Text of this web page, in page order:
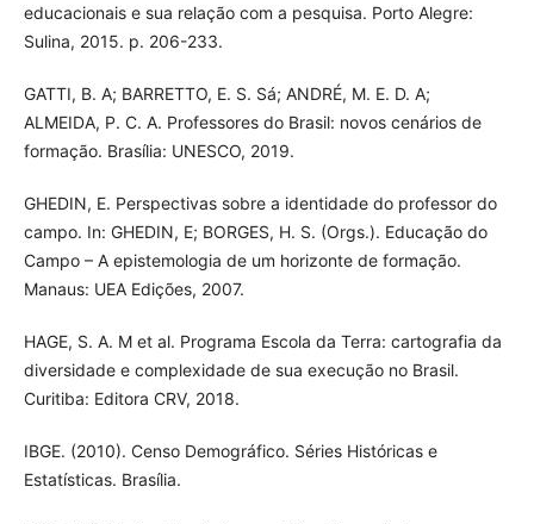
educacionais e sua relação com a pesquisa. Porto Alegre:
Sulina, 2015. p. 206-233.
GATTI, B. A; BARRETTO, E. S. Sá; ANDRÉ, M. E. D. A;
ALMEIDA, P. C. A. Professores do Brasil: novos cenários de
formação. Brasília: UNESCO, 2019.
GHEDIN, E. Perspectivas sobre a identidade do professor do
campo. In: GHEDIN, E; BORGES, H. S. (Orgs.). Educação do
Campo – A epistemologia de um horizonte de formação.
Manaus: UEA Edições, 2007.
HAGE, S. A. M et al. Programa Escola da Terra: cartografia da
diversidade e complexidade de sua execução no Brasil.
Curitiba: Editora CRV, 2018.
IBGE. (2010). Censo Demográfico. Séries Históricas e
Estatísticas. Brasília.